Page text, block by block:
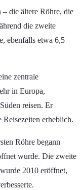
die ältere Röhre, die
die zweite
ebenfalls etwa 6,5
zentrale
in Europa,
reisen. Er
erheblich.
Röhre begann
wurde. Die zweite
2010 eröffnet,